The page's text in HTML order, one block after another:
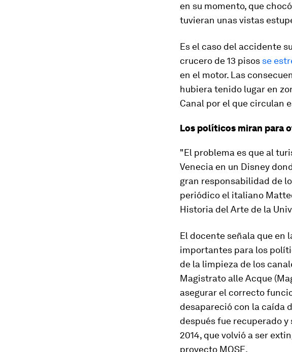
en su momento, que
tuvieran unas vistas
Es el caso del accidente
crucero de 13 pisos se
en el motor. Las
hubiera tenido lugar en
Canal por el que circulan
Los políticos miran para
"El problema es que al
Venecia en un Disney
gran responsabilidad de
periódico el italiano
Historia del Arte de la
El docente señala que en
importantes para los
de la limpieza de los
Magistrato alle Acque
asegurar el correcto
desapareció con la caída
después fue recuperado
2014, que volvió a ser
proyecto MOSE.